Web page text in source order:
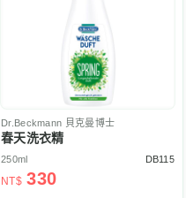
Dr.Beckmann 貝克曼博士
春天洗衣精
250ml DB115
NT$ 330